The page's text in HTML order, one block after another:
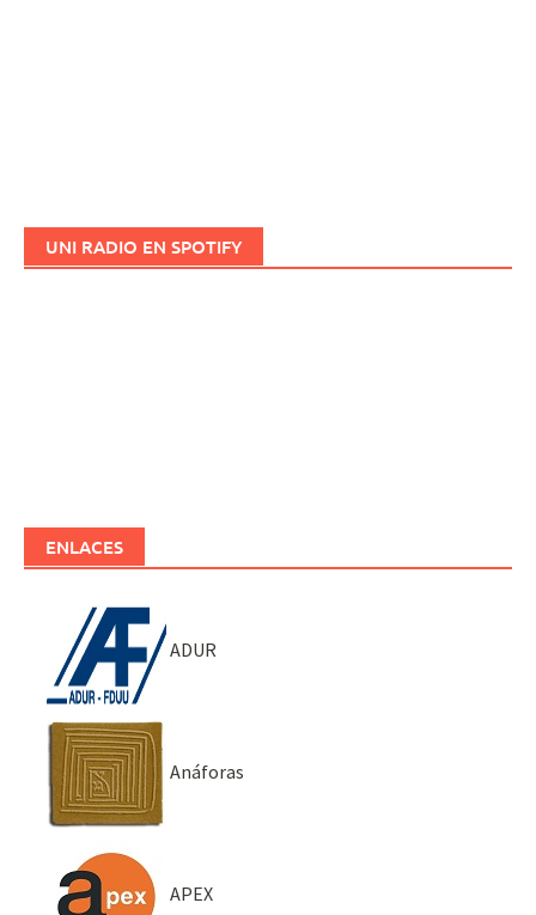
UNI RADIO EN SPOTIFY
ENLACES
ADUR
Anáforas
APEX